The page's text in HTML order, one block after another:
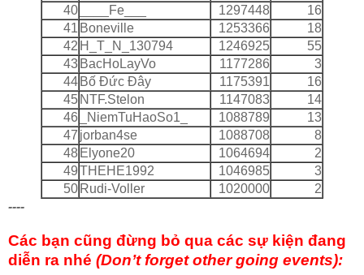
40
____Fe___ 1297448
16
41 Boneville 1253366
18
42 H_T_N_130794 1246925
55
43 BacHoLayVo 1177286
3
44 Bố Ðức Ðây 1175391
16
45 NTF.Stelon 1147083
14
46
_NiemTuHaoSo1_ 1088789
13
47 jorban4se 1088708
8
48 Elyone20 1064694
2
49THEHE1992 1046985
3
50 Rudi-Voller 1020000
2
----
Các bạn cũng đừng bỏ qua các sự kiện đang
diễn ra nhé (Don’t forget other going events):